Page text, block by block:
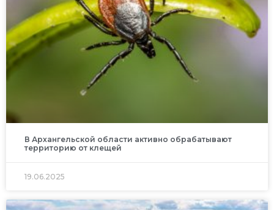
В Архангельской области активно обрабатывают
территорию от клещей
19.06.2025